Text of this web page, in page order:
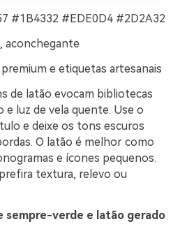
#1B4332 #EDE0D4 #2D2A32
aconchegante
e etiquetas artesanais
de latão evocam bibliotecas
e luz de vela quente. Use o
e deixe os tons escuros
O latão é melhor como
e ícones pequenos.
textura, relevo ou
sempre-verde e latão gerado